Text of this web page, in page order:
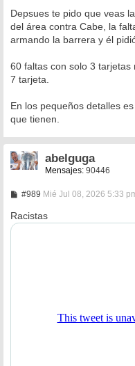
Depsues te pido que veas
del área contra Cabe, la
armando la barrera y él
60 faltas con solo 3
7 tarjeta.
En los pequeños detalles
que tienen.
abelguga
Mensajes: 90446
#989M
n
s
Mié Jul 08, 2026 5:33
Racistas